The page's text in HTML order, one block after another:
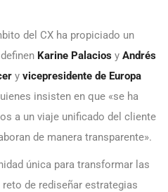
del CX ha propiciado un
Karine Palacios y Andrés
y vicepresidente de Europa
insisten en que «se ha
a un viaje unificado del cliente
de manera transparente».
única para transformar las
de rediseñar estrategias